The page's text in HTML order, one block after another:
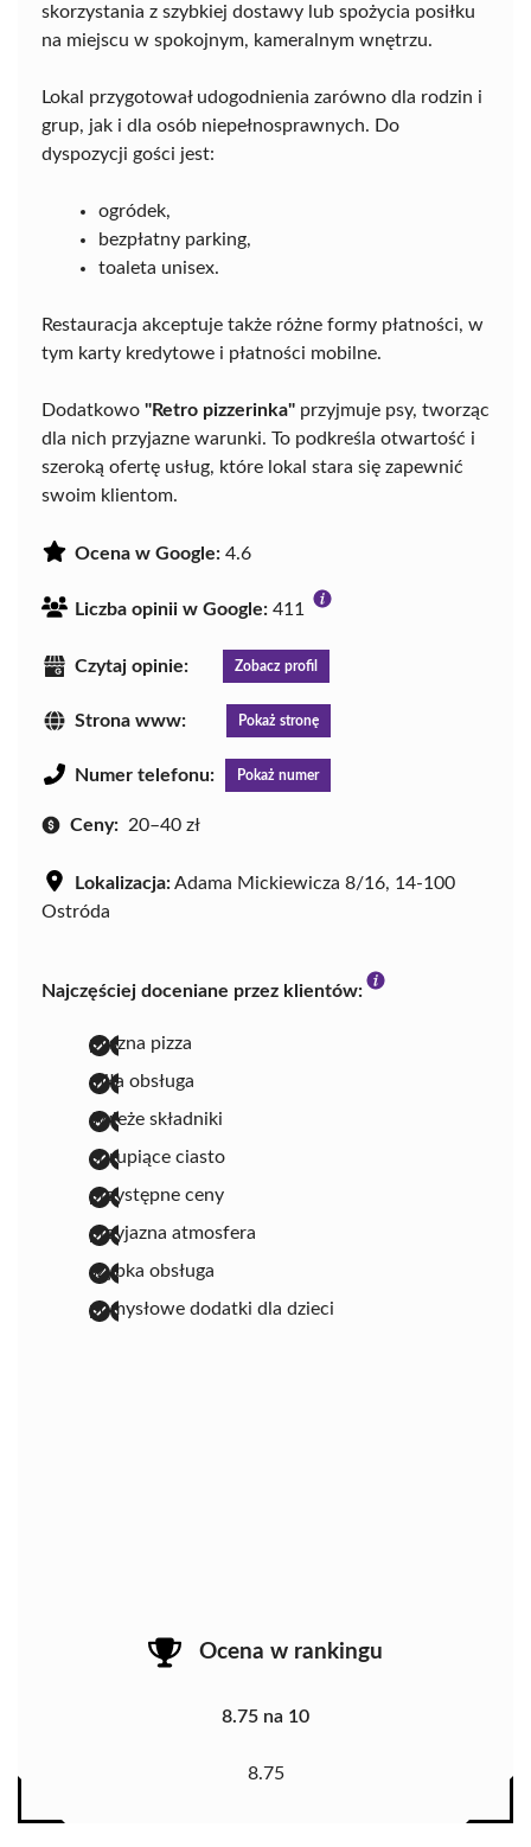
skorzystania z szybkiej dostawy lub spożycia posiłku
na miejscu w spokojnym, kameralnym wnętrzu.
Lokal przygotował udogodnienia zarówno dla rodzin i
grup, jak i dla osób niepełnosprawnych. Do
dyspozycji gości jest:
ogródek,
bezpłatny parking,
toaleta unisex.
Restauracja akceptuje także różne formy płatności, w
tym karty kredytowe i płatności mobilne.
Dodatkowo "Retro pizzerinka" przyjmuje psy, tworząc
dla nich przyjazne warunki. To podkreśla otwartość i
szeroką ofertę usług, które lokal stara się zapewnić
swoim klientom.
Ocena w Google: 4.6
Liczba opinii w Google: 411
Czytaj opinie: Zobacz profil
Strona www: Pokaż stronę
Numer telefonu: Pokaż numer
Ceny: 20–40 zł
Lokalizacja:Adama Mickiewicza 8/16, 14-100
Ostróda
Najczęściej doceniane przez klientów:
pyszna pizza
miła obsługa
świeże składniki
chrupiące ciasto
przystępne ceny
przyjazna atmosfera
szybka obsługa
pomysłowe dodatki dla dzieci
Ocena w rankingu
8.75 na 10
8.75